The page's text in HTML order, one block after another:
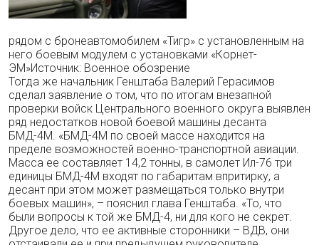
рядом с бронеавтомобилем «Тигр» с установленным на
него боевым модулем с установками «Корнет-
ЭМ»Источник: Военное обозрение
Тогда же начальник Генштаба Валерий Герасимов
сделал заявление о том, что по итогам внезапной
проверки войск Центрального военного округа выявлен
ряд недостатков новой боевой машины десанта
БМД-4М. «БМД-4М по своей массе находится на
пределе возможностей военно-транспортной авиации.
Масса ее составляет 14,2 тонны, в самолет Ил-76 три
единицы БМД-4М входят по габаритам впритирку, а
десант при этом может размещаться только внутри
боевых машин», – пояснил глава Генштаба. «То, что
были вопросы к той же БМД-4, ни для кого не секрет.
Другое дело, что ее активные сторонники – ВДВ, они